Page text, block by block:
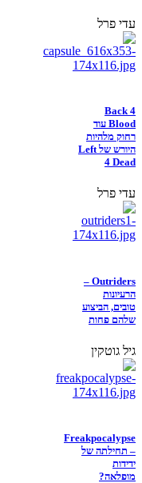
עדי פרל
Back 4
Blood עוד
רחוק מלהיות
היורש של Left
4 Dead
עדי פרל
Outriders –
הרעיונות
טובים, הביצוע
שלהם פחות
גיל גוטקין
Freakpocalypse
– תחילתה של
ידידות
מופלאה?